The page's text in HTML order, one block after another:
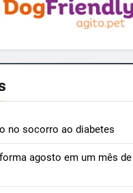
no socorro ao diabetes
agosto em um mês